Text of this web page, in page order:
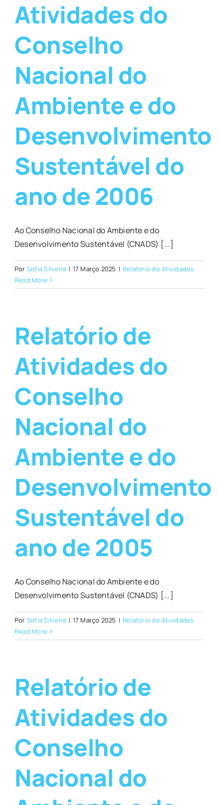
Atividades do
Conselho
Nacional do
Ambiente e do
Desenvolvimento
Sustentável do
ano de 2006
Ao Conselho Nacional do Ambiente e do
Desenvolvimento Sustentável (CNADS) [...]
Por Sofia Silveira | 17 Março 2025 | Relatório de Atividades
Read More
Relatório de
Atividades do
Conselho
Nacional do
Ambiente e do
Desenvolvimento
Sustentável do
ano de 2005
Ao Conselho Nacional do Ambiente e do
Desenvolvimento Sustentável (CNADS) [...]
Por Sofia Silveira | 17 Março 2025 | Relatório de Atividades
Read More
Relatório de
Atividades do
Conselho
Nacional do